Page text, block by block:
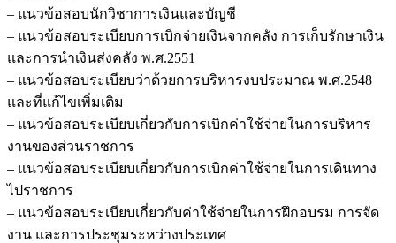
– แนวข้อสอบนักวิชาการเงินและบัญชี
– แนวข้อสอบระเบียบการเบิกจ่ายเงินจากคลัง การเก็บรักษาเงิน
และการนำเงินส่งคลัง พ.ศ.2551
– แนวข้อสอบระเบียบว่าด้วยการบริหารงบประมาณ พ.ศ.2548
และที่แก้ไขเพิ่มเติม
– แนวข้อสอบระเบียบเกี่ยวกับการเบิกค่าใช้จ่ายในการบริหาร
งานของส่วนราชการ
– แนวข้อสอบระเบียบเกี่ยวกับการเบิกค่าใช้จ่ายในการเดินทาง
ไปราชการ
– แนวข้อสอบระเบียบเกี่ยวกับค่าใช้จ่ายในการฝึกอบรม การจัด
งาน และการประชุมระหว่างประเทศ